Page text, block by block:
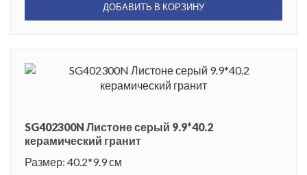
ДОБАВИТЬ В КОРЗИНУ
SG402300N Листоне серый 9.9*40.2
керамический гранит
Размер: 40.2*9.9 см